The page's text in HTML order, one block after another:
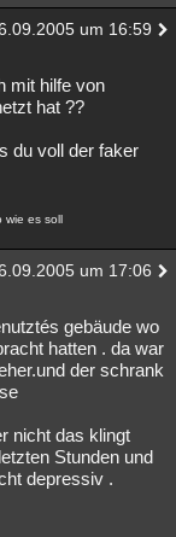
um 16:59
mit hilfe von
hat ??
du voll der faker
wie es soll
um 17:06
gebäude wo
hatten . da war
der schrank
nicht das klingt
Stunden und
depressiv .